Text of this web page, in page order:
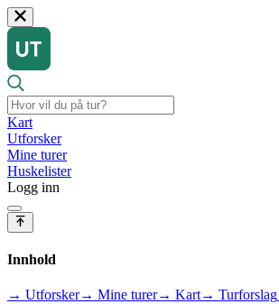
Kart
Utforsker
Mine turer
Huskelister
Logg inn
Innhold
→ Utforsker→ Mine turer→ Kart→ Turforslag